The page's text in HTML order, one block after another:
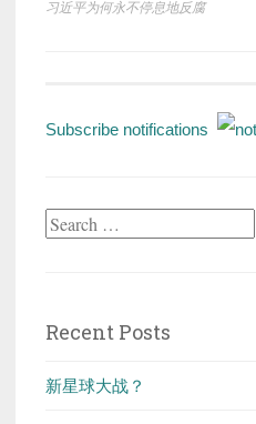
习近平为何永不停息地反腐
Subscribe notifications
Search
Recent Posts
新星球大战？